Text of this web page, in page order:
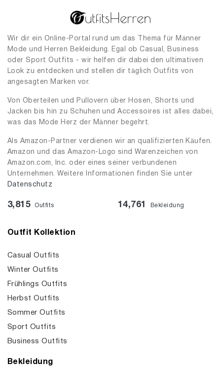
Wir dir ein Online-Portal rund um das Thema für Männer
Mode und Herren Bekleidung. Egal ob Casual, Business
oder Sport Outfits - wir helfen dir dabei den ultimativen
Look zu entdecken und stellen dir täglich Outfits von
angesagten Marken vor.
Von Oberteilen und Pullovern über Hosen, Shorts und
Jacken bis hin zu Schuhen und Accessoires ist alles dabei,
was das Mode Herz der Männer begehrt.
Als Amazon-Partner verdienen wir an qualifizierten Käufen.
Amazon und das Amazon-Logo sind Warenzeichen von
Amazon.com, Inc. oder eines seiner verbundenen
Unternehmen. Weitere Informationen finden Sie unter
Datenschutz
3,815 Outfits 14,761 Bekleidung
Outfit Kollektion
Casual Outfits
Winter Outfits
Frühlings Outfits
Herbst Outfits
Sommer Outfits
Sport Outfits
Business Outfits
Bekleidung